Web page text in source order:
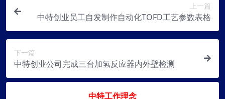
上一篇
中特创业员工自发制作自动化TOFD工艺参数表格
下一篇
中特创业公司完成三台加氢反应器内外壁检测
中特工作理念